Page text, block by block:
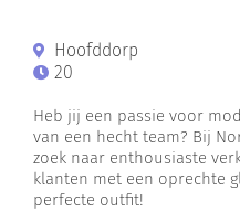
Hoofddorp
20
Heb jij een passie voor
van een hecht team? Bij
zoek naar enthousiaste
klanten met een oprechte
perfecte outfit!